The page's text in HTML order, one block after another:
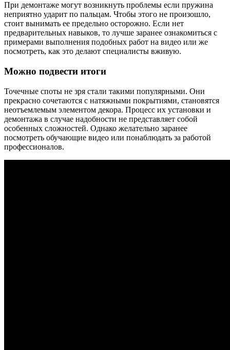
При демонтаже могут возникнуть проблемы если пружина
неприятно ударит по пальцам. Чтобы этого не произошло,
стоит вынимать ее предельно осторожно. Если нет
предварительных навыков, то лучше заранее ознакомиться с
примерами выполнения подобных работ на видео или же
посмотреть, как это делают специалисты вживую.
Можно подвести итоги
Точечные споты не зря стали такими популярными. Они
прекрасно сочетаются с натяжными покрытиями, становятся
неотъемлемым элементом декора. Процесс их установки и
демонтажа в случае надобности не представляет собой
особенных сложностей. Однако желательно заранее
посмотреть обучающие видео или понаблюдать за работой
профессионалов.